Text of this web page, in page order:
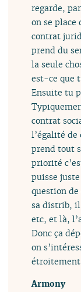
regarde,
on se place
contrat
prend du
la seule
est-ce que
Ensuite tu
contrat
l’égalité
prend tout
priorité
puisse
question
sa distrib,
etc, et là,
Donc ça
on
étroitement
Armony